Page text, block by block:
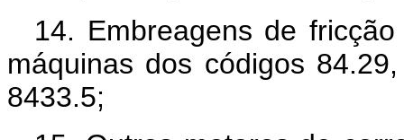
14. Embreagens de
máquinas dos códigos
8433.5;